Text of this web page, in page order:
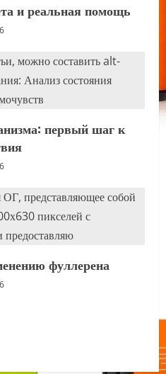
и реальная помощь
первый шаг к
фуллерена